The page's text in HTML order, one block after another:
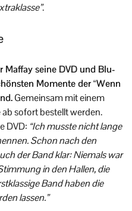
.
Maffay seine DVD und Blu-
Momente der “Wenn
Gemeinsam mit einem
sofort bestellt werden.
DVD: “Ich musste nicht lange
Schon nach den
der Band klar: Niemals war
in den Hallen, die
Band haben die
lassen.”